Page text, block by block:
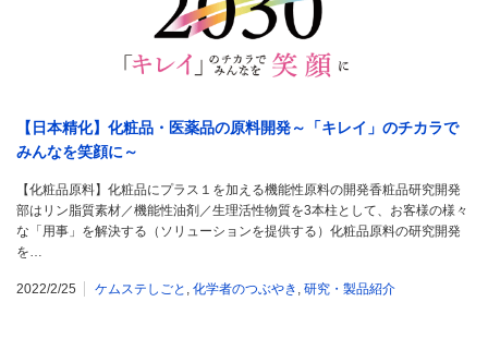
【日本精化】化粧品・医薬品の原料開発～「キレイ」のチカラで
みんなを笑顔に～
【化粧品原料】化粧品にプラス１を加える機能性原料の開発香粧品研究開発
部はリン脂質素材／機能性油剤／生理活性物質を3本柱として、お客様の様々
な「用事」を解決する（ソリューションを提供する）化粧品原料の研究開発
を…
2022/2/25 ケムステしごと , 化学者のつぶやき , 研究・製品紹介